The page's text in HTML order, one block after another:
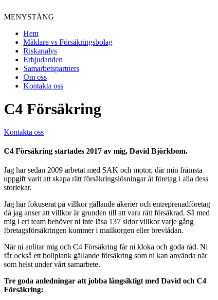
MENYSTÄNG
Hem
Mäklare vs Försäkringsbolag
Riskanalys
Erbjudanden
Samarbetspartners
Om oss
Kontakta oss
C4 Försäkring
Kontakta oss
C4 Försäkring startades 2017 av mig, David Björkbom.
Jag har sedan 2009 arbetat med SAK och motor, där min främsta
uppgift varit att skapa rätt försäkringslösningar åt företag i alla dess
storlekar.
Jag har fokuserat på villkor gällande åkerier och entreprenadföretag
då jag anser att villkor är grunden till att vara rätt försäkrad. Så med
mig i ert team behöver ni inte läsa 137 sidor villkor varje gång
företagsförsäkringen kommer i mailkorgen eller brevlådan.
När ni anlitar mig och C4 Försäkring får ni kloka och goda råd. Ni
får också ett bollplank gällande försäkring som ni kan använda när
som helst under vårt samarbete.
Tre goda anledningar att jobba långsiktigt med David och C4
Försäkring: